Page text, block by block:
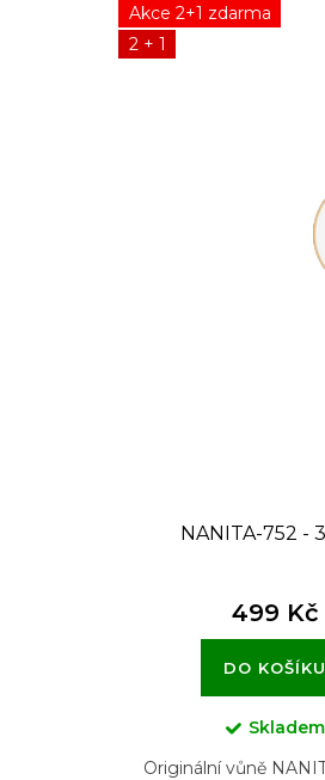
Akce 2+1 zdarma
2 + 1
NANITA-752 -
499 Kč
DO KOŠÍKU
Skladem
Originální vůně